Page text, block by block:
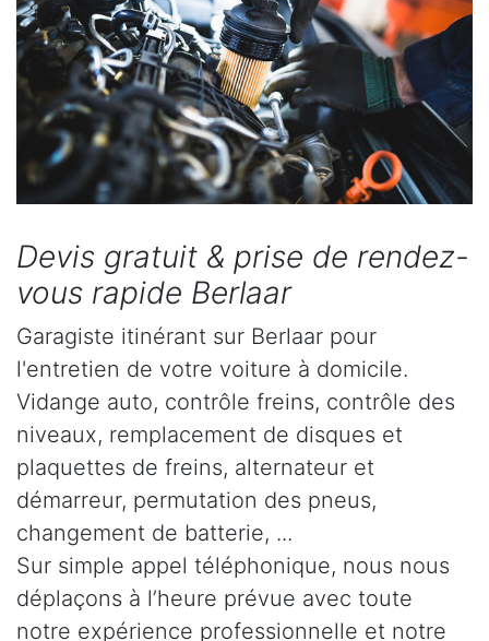
Devis gratuit & prise de rendez-
vous rapide Berlaar
Garagiste itinérant sur Berlaar pour
l'entretien de votre voiture à domicile.
Vidange auto, contrôle freins, contrôle des
niveaux, remplacement de disques et
plaquettes de freins, alternateur et
démarreur, permutation des pneus,
changement de batterie, ...
Sur simple appel téléphonique, nous nous
déplaçons à l’heure prévue avec toute
notre expérience professionnelle et notre